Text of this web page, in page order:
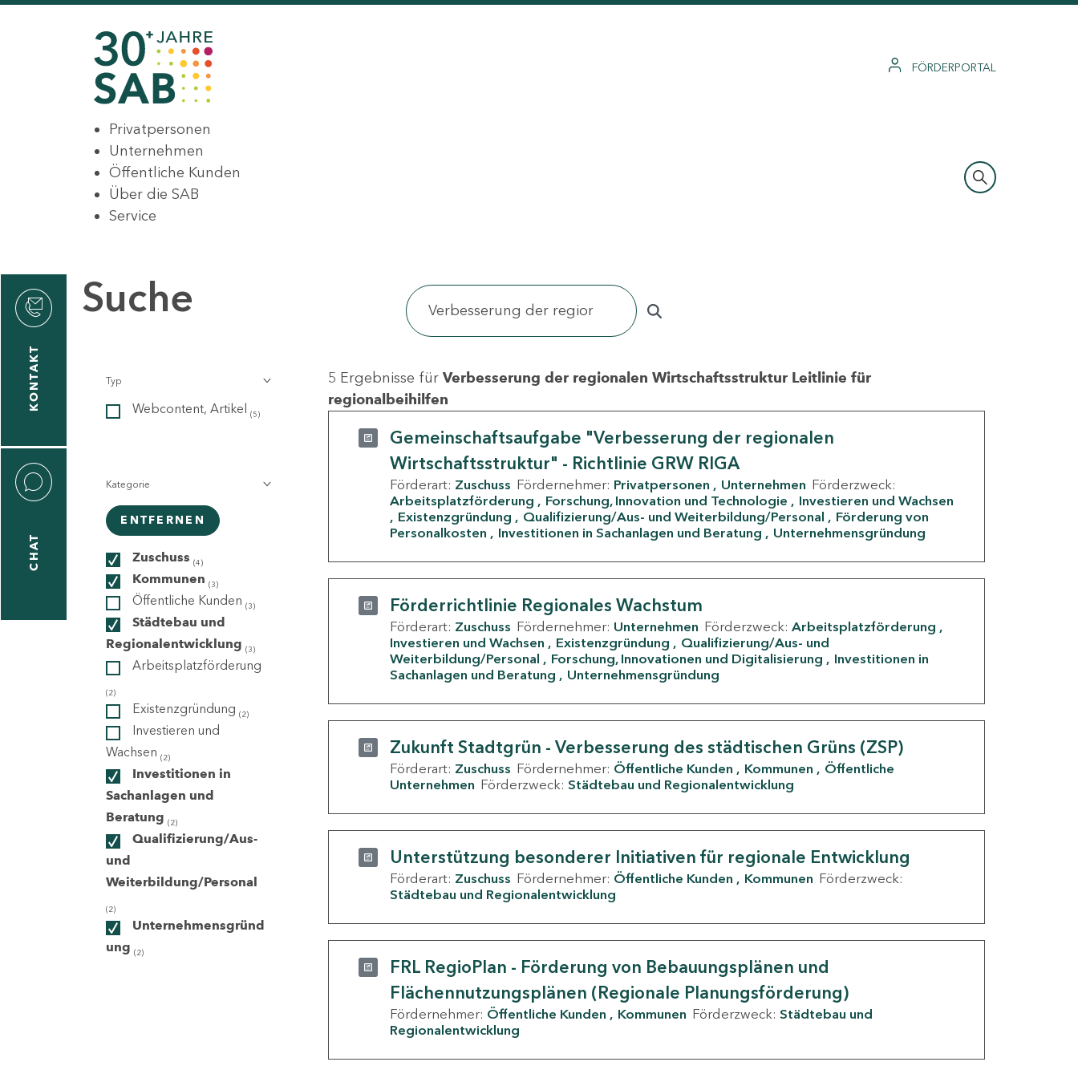
FÖRDERPORTAL
Privatpersonen
Unternehmen
Öffentliche Kunden
Über die SAB
Service
KONTAKT
CHAT
Suche
Typ
Webcontent, Artikel (5)
Kategorie
ENTFERNEN
Zuschuss (4)
Kommunen (3)
Öffentliche Kunden (3)
Städtebau und
Regionalentwicklung (3)
Arbeitsplatzförderung
(2)
Existenzgründung (2)
Investieren und
Wachsen (2)
Investitionen in
Sachanlagen und
Beratung (2)
Qualifizierung/Aus-
und
Weiterbildung/Personal
(2)
Unternehmensgründ
ung (2)
5 Ergebnisse für Verbesserung der regionalen Wirtschaftsstruktur Leitlinie für
regionalbeihilfen
Gemeinschaftsaufgabe "Verbesserung der regionalen
Wirtschaftsstruktur" - Richtlinie GRW RIGA
Förderart: Zuschuss Fördernehmer: Privatpersonen Unternehmen Förderzweck:
Arbeitsplatzförderung
Forschung, Innovation und Technologie
Investieren und Wachsen
Existenzgründung
Qualifizierung/Aus- und Weiterbildung/Personal
Förderung von
Personalkosten
Investitionen in Sachanlagen und Beratung Unternehmensgründung
Förderrichtlinie Regionales Wachstum
Förderart: Zuschuss Fördernehmer: Unternehmen Förderzweck: Arbeitsplatzförderung
Investieren und Wachsen
Existenzgründung
Qualifizierung/Aus- und
Weiterbildung/Personal
Forschung, Innovationen und Digitalisierung
Investitionen in
Sachanlagen und Beratung
Unternehmensgründung
Zukunft Stadtgrün - Verbesserung des städtischen Grüns (ZSP)
Förderart: Zuschuss Fördernehmer: Öffentliche Kunden Kommunen
Öffentliche
Unternehmen Förderzweck: Städtebau und Regionalentwicklung
Unterstützung besonderer Initiativen für regionale Entwicklung
Förderart: Zuschuss Fördernehmer: Öffentliche Kunden Kommunen Förderzweck:
Städtebau und Regionalentwicklung
FRL RegioPlan - Förderung von Bebauungsplänen und
Flächennutzungsplänen (Regionale Planungsförderung)
Fördernehmer: Öffentliche Kunden Kommunen Förderzweck: Städtebau und
Regionalentwicklung